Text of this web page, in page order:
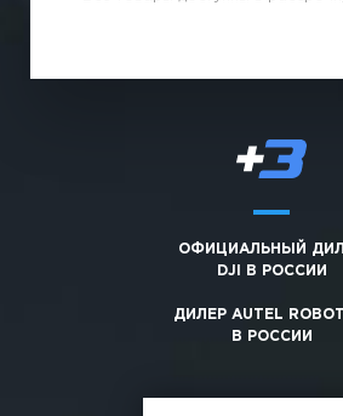
ОФИЦИАЛЬНЫЙ
DJI В РОССИИ
ДИЛЕР AUTEL
В РОССИИ